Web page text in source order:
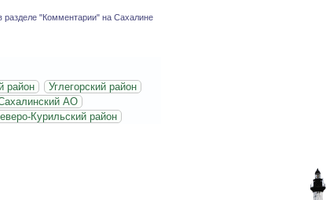
разделе "Комментарии" на Сахалине
район
Углегорский район
АО
Курильский район